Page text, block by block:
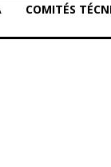
COMITÉS